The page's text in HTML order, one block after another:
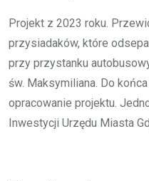
Projekt z 2023 roku.
przysiadaków, które
przy przystanku
św. Maksymiliana. Do
opracowanie projektu.
Inwestycji Urzędu Miasta